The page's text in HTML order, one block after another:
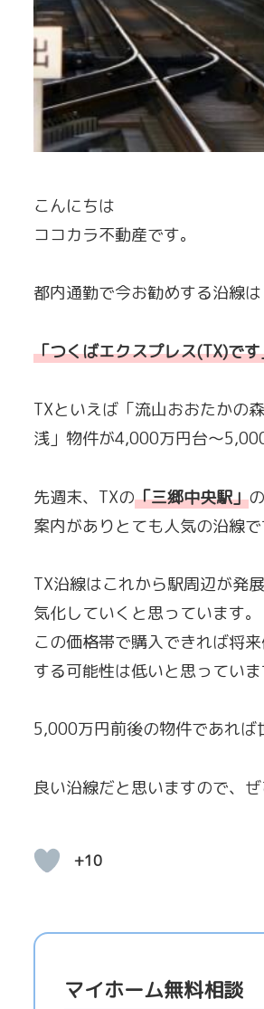
こんにちは
ココカラ不動産です。
都内通勤で今お勧めする沿線は
「つくばエクスプレス(TX)で
TXといえば「流山おおたかの
浅」物件が4,000万円台〜
先週末、TXの「三郷中央駅」
案内がありとても人気の沿線で
TX沿線はこれから駅周辺が発
気化していくと思っています。
この価格帯で購入できれば将
する可能性は低いと思っていま
5,000万円前後の物件であれば
良い沿線だと思いますので、ぜ
+10
マイホーム無料相談